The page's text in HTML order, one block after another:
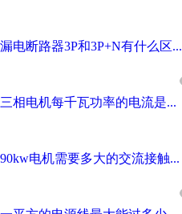
漏电断路器3P和3P+N有什么区...
三相电机每千瓦功率的电流是...
90kw电机需要多大的交流接触...